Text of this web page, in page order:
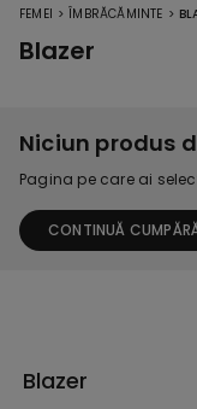
FEMEI > ÎMBRĂCĂMINTE >
Blazer
Niciun produs
Pagina pe care ai
CONTINUĂ
Blazer